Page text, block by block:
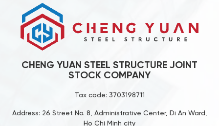
CHENG YUAN STEEL STRUCTURE JOINT
STOCK COMPANY
Tax code: 3703198711
Address: 26 Street No. 8, Administrative Center, Di An Ward,
Ho Chi Minh city